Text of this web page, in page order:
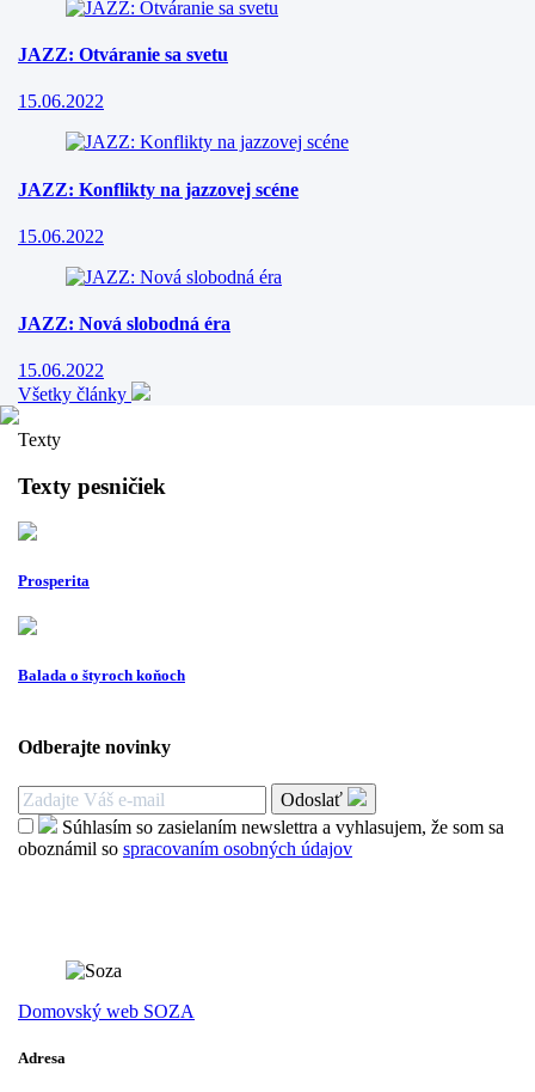
JAZZ: Otváranie sa svetu
15.06.2022
JAZZ: Konflikty na jazzovej scéne
15.06.2022
JAZZ: Nová slobodná éra
15.06.2022
Všetky články
Texty
Texty pesničiek
Prosperita
Balada o štyroch koňoch
Odberajte novinky
Odoslať
Súhlasím so zasielaním newslettra a vyhlasujem, že som sa
oboznámil so spracovaním osobných údajov
Domovský web SOZA
Adresa